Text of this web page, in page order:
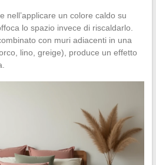
nell’applicare un colore caldo su
lo spazio invece di riscaldarlo.
con muri adiacenti in una
lino, greige), produce un effetto